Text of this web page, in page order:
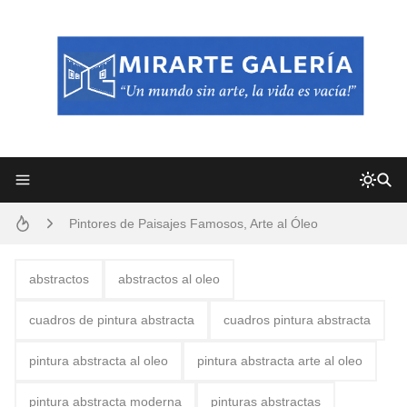
Pintores de Paisajes Famosos, Arte al Óleo
abstractos abstractos al oleo
cuadros de pintura abstracta cuadros pintura abstracta
pintura abstracta al oleo pintura abstracta arte al oleo
pintura abstracta moderna pinturas abstractas